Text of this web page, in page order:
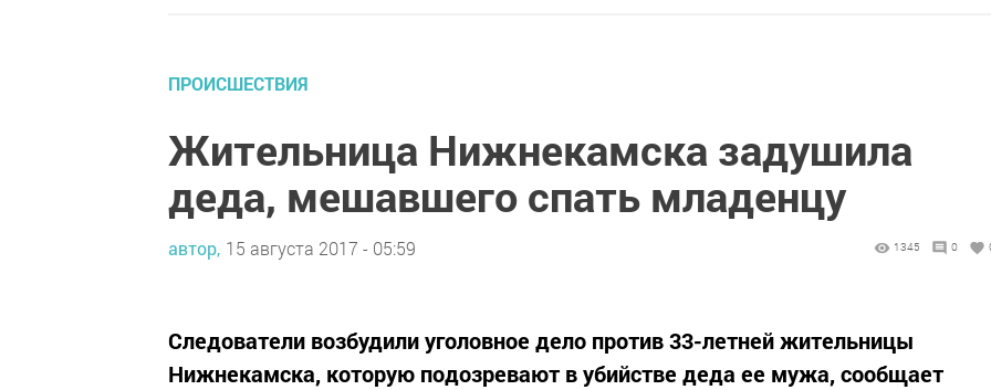
ПРОИСШЕСТВИЯ
Жительница Нижнекамска задушила
деда, мешавшего спать младенцу
автор, 15 августа 2017 - 05:59 1345 0
Следователи возбудили уголовное дело против 33-летней жительницы
Нижнекамска, которую подозревают в убийстве деда ее мужа, сообщает